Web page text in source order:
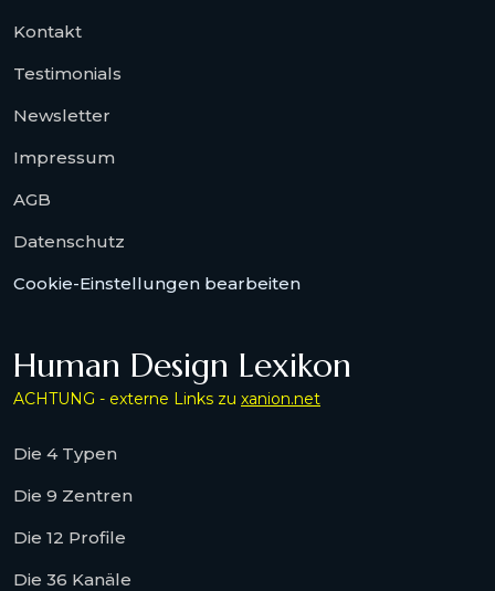
Kontakt
Testimonials
Newsletter
Impressum
AGB
Datenschutz
Cookie-Einstellungen bearbeiten
Human Design Lexikon
ACHTUNG - externe Links zu xanion.net
Die 4 Typen
Die 9 Zentren
Die 12 Profile
Die 36 Kanäle